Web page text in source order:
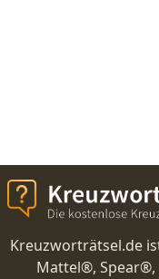
Kreuzworträtsel.de
Mattel®,